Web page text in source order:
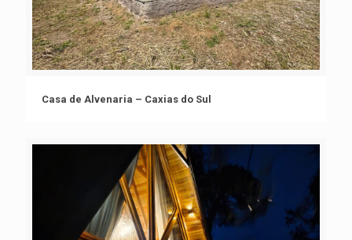
Casa de Alvenaria – Caxias do Sul
Casa de Alvenaria – Caxias do Sul